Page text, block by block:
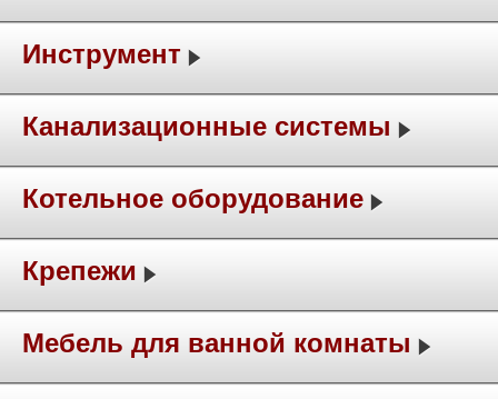
Инструмент
Канализационные системы
Котельное оборудование
Крепежи
Мебель для ванной комнаты